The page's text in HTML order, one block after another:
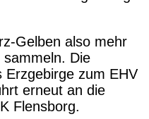
Gelben also mehr
Die
Erzgebirge zum EHV
erneut an die
Flensborg.